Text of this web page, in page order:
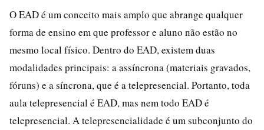
O EAD é um conceito mais amplo que abrange qualquer
forma de ensino em que professor e aluno não estão no
mesmo local físico. Dentro do EAD, existem duas
modalidades principais: a assíncrona (materiais gravados,
fóruns) e a síncrona, que é a telepresencial. Portanto, toda
aula telepresencial é EAD, mas nem todo EAD é
telepresencial. A telepresencialidade é um subconjunto do